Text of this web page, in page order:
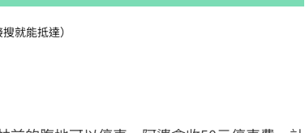
就能抵達）